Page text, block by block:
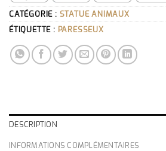
CATÉGORIE : STATUE ANIMAUX
ÉTIQUETTE : PARESSEUX
DESCRIPTION
INFORMATIONS COMPLÉMENTAIRES